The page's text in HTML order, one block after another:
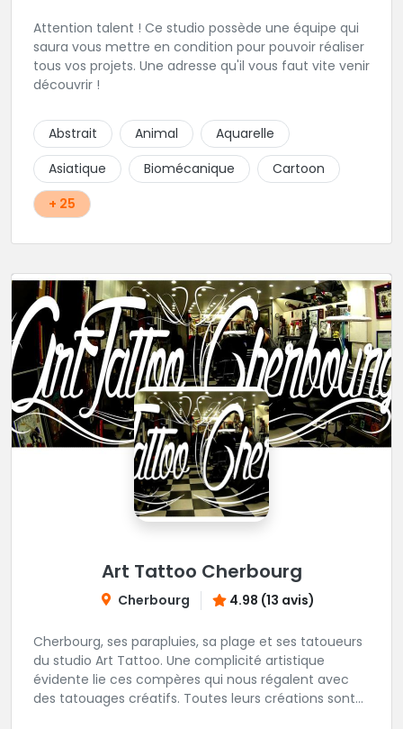
Attention talent ! Ce studio possède une équipe qui
saura vous mettre en condition pour pouvoir réaliser
tous vos projets. Une adresse qu'il vous faut vite venir
découvrir !
Abstrait Animal
Aquarelle
Asiatique
Biomécanique
Cartoon
+ 25
Art Tattoo Cherbourg
Cherbourg 4.98 (13 avis)
Cherbourg, ses parapluies, sa plage et ses tatoueurs
du studio Art Tattoo. Une complicité artistique
évidente lie ces compères qui nous régalent avec
des tatouages créatifs. Toutes leurs créations sont